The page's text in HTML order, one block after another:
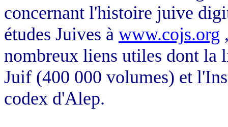
concernant l'histoire juive
études Juives à www.cojs.org
nombreux liens utiles dont la
Juif (400 000 volumes) et
codex d'Alep.